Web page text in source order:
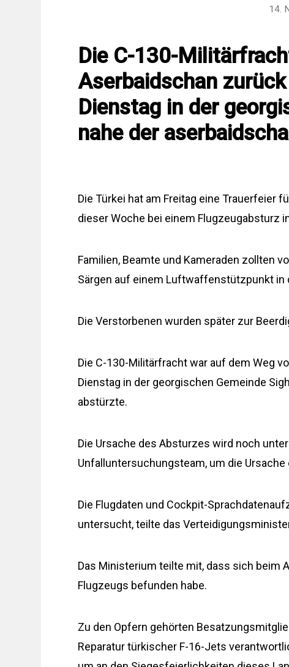
14.
Die C-130-
Aserbaidschan
Dienstag in der
nahe der
Die Türkei hat am Freitag eine Trauerfeier
dieser Woche bei einem Flugzeugabsturz
Familien, Beamte und Kameraden zollten
Särgen auf einem Luftwaffenstützpunkt in
Die Verstorbenen wurden später zur
Die C-130-Militärfracht war auf dem Weg
Dienstag in der georgischen Gemeinde
abstürzte.
Die Ursache des Absturzes wird noch
Unfalluntersuchungsteam, um die
Die Flugdaten und Cockpit-
untersucht, teilte das
Das Ministerium teilte mit, dass sich beim
Flugzeugs befunden habe.
Zu den Opfern gehörten
Reparatur türkischer F-16-Jets